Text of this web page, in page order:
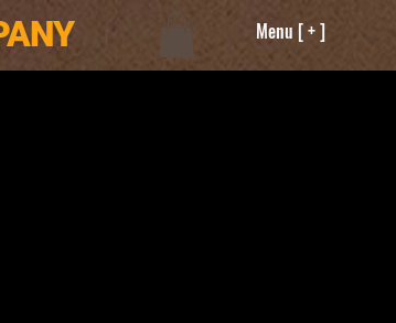
Menu [ + ]